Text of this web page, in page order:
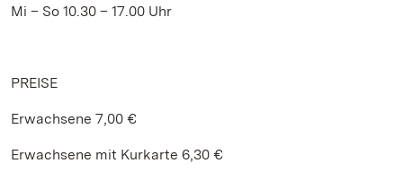
Mi – So 10.30 – 17.00 Uhr
PREISE
Erwachsene 7,00 €
Erwachsene mit Kurkarte 6,30 €